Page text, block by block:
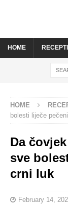
HOME RECEPTI
HOME
bolesti liječe
Da
sve
crni luk
February 14,